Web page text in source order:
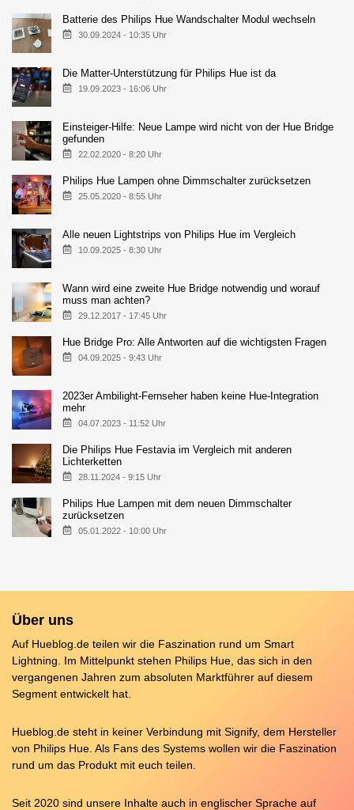
Batterie des Philips Hue Wandschalter Modul wechseln
30.09.2024 - 10:35 Uhr
Die Matter-Unterstützung für Philips Hue ist da
19.09.2023 - 16:06 Uhr
Einsteiger-Hilfe: Neue Lampe wird nicht von der Hue Bridge
gefunden
22.02.2020 - 8:20 Uhr
Philips Hue Lampen ohne Dimmschalter zurücksetzen
25.05.2020 - 8:55 Uhr
Alle neuen Lightstrips von Philips Hue im Vergleich
10.09.2025 - 8:30 Uhr
Wann wird eine zweite Hue Bridge notwendig und worauf
muss man achten?
29.12.2017 - 17:45 Uhr
Hue Bridge Pro: Alle Antworten auf die wichtigsten Fragen
04.09.2025 - 9:43 Uhr
2023er Ambilight-Fernseher haben keine Hue-Integration
mehr
04.07.2023 - 11:52 Uhr
Die Philips Hue Festavia im Vergleich mit anderen
Lichterketten
28.11.2024 - 9:15 Uhr
Philips Hue Lampen mit dem neuen Dimmschalter
zurücksetzen
05.01.2022 - 10:00 Uhr
Über uns
Auf Hueblog.de teilen wir die Faszination rund um Smart
Lightning. Im Mittelpunkt stehen Philips Hue, das sich in den
vergangenen Jahren zum absoluten Marktführer auf diesem
Segment entwickelt hat.
Hueblog.de steht in keiner Verbindung mit Signify, dem Hersteller
von Philips Hue. Als Fans des Systems wollen wir die Faszination
rund um das Produkt mit euch teilen.
Seit 2020 sind unsere Inhalte auch in englischer Sprache auf